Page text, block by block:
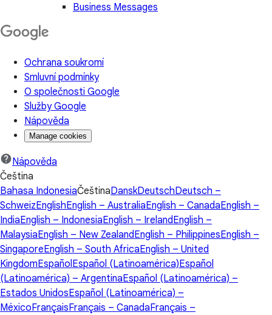
Business Messages
Ochrana soukromí
Smluvní podmínky
O společnosti Google
Služby Google
Nápověda
Manage cookies
Nápověda
Čeština
Bahasa IndonesiaČeštinaDanskDeutschDeutsch –
SchweizEnglishEnglish – AustraliaEnglish – CanadaEnglish –
IndiaEnglish – IndonesiaEnglish – IrelandEnglish –
MalaysiaEnglish – New ZealandEnglish – PhilippinesEnglish –
SingaporeEnglish – South AfricaEnglish – United
KingdomEspañol Español (Latinoamérica)Español
(Latinoamérica) – ArgentinaEspañol (Latinoamérica) –
Estados UnidosEspañol (Latinoamérica) –
MéxicoFrançaisFrançais – CanadaFrançais –